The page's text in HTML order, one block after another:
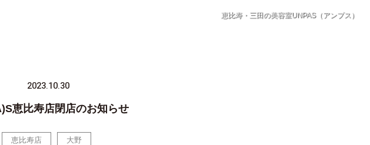
恵比寿・三田の美容室UNPAS（アンプス）
2023.10.30
恵比寿店閉店のお知らせ
恵比寿店 大野